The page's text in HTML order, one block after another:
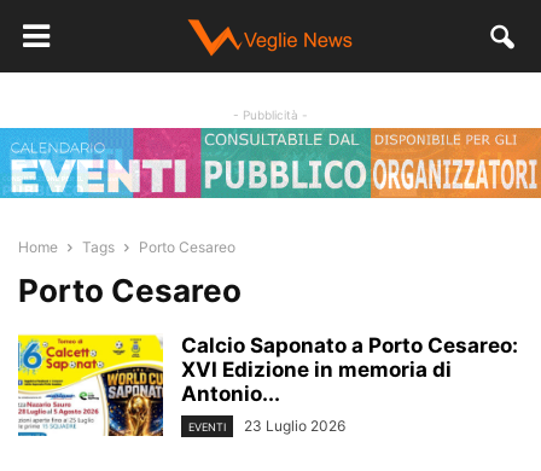
- Pubblicità -
Home Tags Porto Cesareo
Porto Cesareo
Calcio Saponato a Porto Cesareo:
XVI Edizione in memoria di
Antonio...
EVENTI 23 Luglio 2026